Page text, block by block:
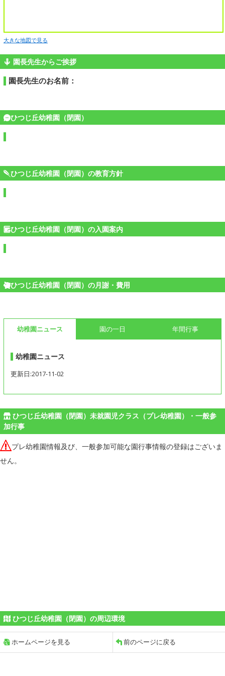
大きな地図で見る
園長先生からご挨拶
園長先生のお名前：
ひつじ丘幼稚園（閉園）
ひつじ丘幼稚園（閉園）の教育方針
ひつじ丘幼稚園（閉園）の入園案内
ひつじ丘幼稚園（閉園）の月謝・費用
幼稚園ニュース 園の一日 年間行事
幼稚園ニュース
更新日:2017-11-02
ひつじ丘幼稚園（閉園）未就園児クラス（プレ幼稚園）・一般参
加行事
プレ幼稚園情報及び、一般参加可能な園行事情報の登録はございま
せん。
ひつじ丘幼稚園（閉園）の周辺環境
ホームページを見る 前のページに戻る